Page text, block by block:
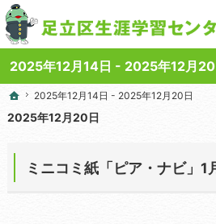
2025年12月14日 - 2025年12月20
人と学びを結ぶターミナルステーション。地域の講座や施
足立区生涯学習センターの総合案内サイト
ホーム
2025年12月14日 - 2025年12月20日
2025年12月20日
ミニコミ紙「ピア・ナビ」1
ホーム
2025年12月14日 - 2025年12月20日